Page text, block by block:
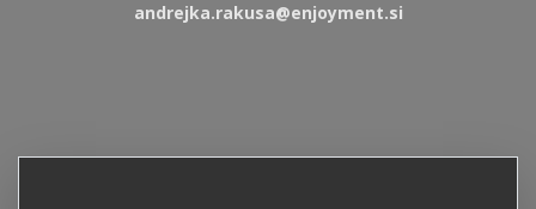
andrejka.rakusa@enjoyment.si